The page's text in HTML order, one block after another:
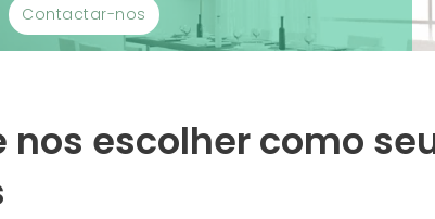
Contactar-nos
nos escolher como